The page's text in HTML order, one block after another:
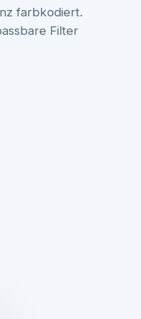
farbkodiert.
Filter